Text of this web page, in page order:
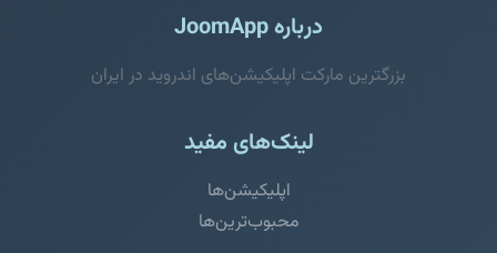
درباره JoomApp
بزرگترین مارکت اپلیکیشن‌های اندروید در ایران
لینک‌های مفید
اپلیکیشن‌ها
محبوب‌ترین‌ها